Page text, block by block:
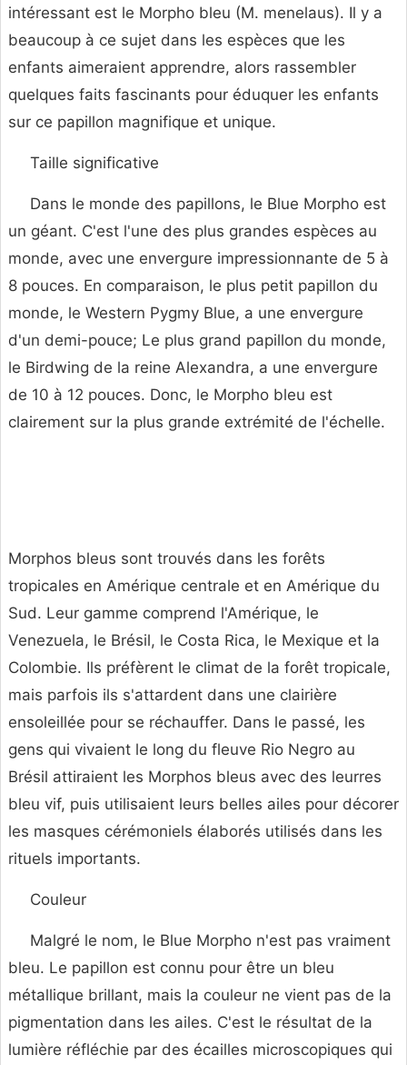
intéressant est le Morpho bleu (M. menelaus). Il y a
beaucoup à ce sujet dans les espèces que les
enfants aimeraient apprendre, alors rassembler
quelques faits fascinants pour éduquer les enfants
sur ce papillon magnifique et unique.
Taille significative
Dans le monde des papillons, le Blue Morpho est
un géant. C'est l'une des plus grandes espèces au
monde, avec une envergure impressionnante de 5 à
8 pouces. En comparaison, le plus petit papillon du
monde, le Western Pygmy Blue, a une envergure
d'un demi-pouce; Le plus grand papillon du monde,
le Birdwing de la reine Alexandra, a une envergure
de 10 à 12 pouces. Donc, le Morpho bleu est
clairement sur la plus grande extrémité de l'échelle.
Morphos bleus sont trouvés dans les forêts
tropicales en Amérique centrale et en Amérique du
Sud. Leur gamme comprend l'Amérique, le
Venezuela, le Brésil, le Costa Rica, le Mexique et la
Colombie. Ils préfèrent le climat de la forêt tropicale,
mais parfois ils s'attardent dans une clairière
ensoleillée pour se réchauffer. Dans le passé, les
gens qui vivaient le long du fleuve Rio Negro au
Brésil attiraient les Morphos bleus avec des leurres
bleu vif, puis utilisaient leurs belles ailes pour décorer
les masques cérémoniels élaborés utilisés dans les
rituels importants.
Couleur
Malgré le nom, le Blue Morpho n'est pas vraiment
bleu. Le papillon est connu pour être un bleu
métallique brillant, mais la couleur ne vient pas de la
pigmentation dans les ailes. C'est le résultat de la
lumière réfléchie par des écailles microscopiques qui